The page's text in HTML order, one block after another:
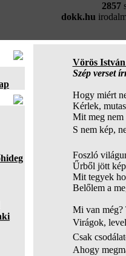
2857
dokk.hu
Vörös
Szép verset
Hogy miért
Kérlek,
Mit meg nem
S nem kép,
Foszló
Űrből jött
Mit tegyek
Belőlem a
Mi van még?
Virágok,
Csak
Ahogy